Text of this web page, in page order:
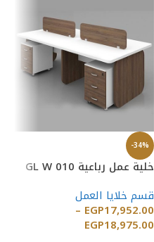
-34%
خلية عمل رباعية GL W 010
قسم خلايا العمل
EGP17,952.00
–
EGP18,975.00